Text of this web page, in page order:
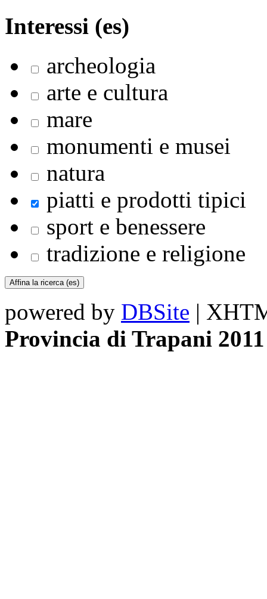
Interessi (es)
archeologia
arte e cultura
mare
monumenti e musei
natura
piatti e prodotti tipici
sport e benessere
tradizione e religione
powered by DBSite |
Provincia di Trapani 2011